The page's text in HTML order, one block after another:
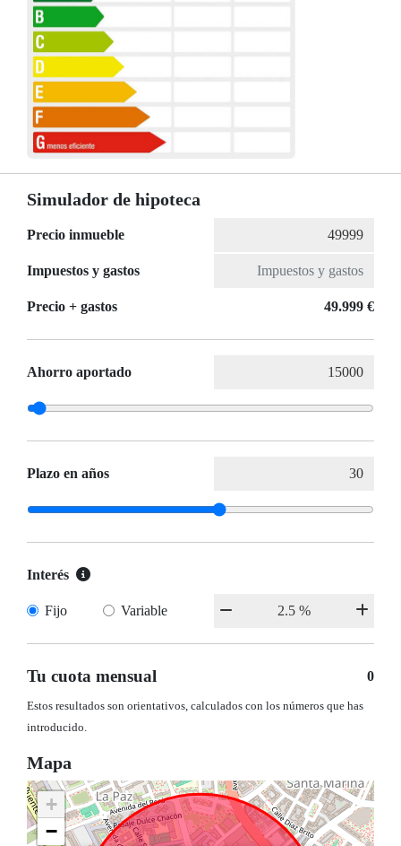
Simulador de hipoteca
Precio inmueble
Impuestos y gastos
Precio + gastos 49.999 €
Ahorro aportado
Plazo en años
Interés
Fijo Variable
Tu cuota mensual 0
Estos resultados son orientativos, calculados con los números que has
introducido.
Mapa
+
−